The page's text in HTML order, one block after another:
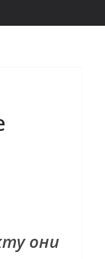
они